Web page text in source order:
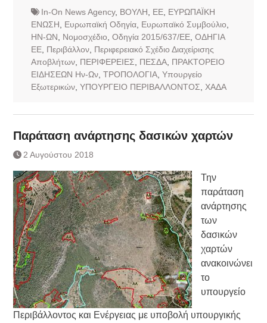
In-On News Agency, ΒΟΥΛΗ ΕΕ, ΕΥΡΩΠΑΪΚΗ
ΕΝΩΣΗ
Ευρωπαϊκή Οδηγία, Ευρωπαϊκό Συμβούλιο
ΗΝ-ΩΝ
Νομοσχέδιο Οδηγία 2015/637/ΕΕ, ΟΔΗΓΙΑ
ΕΕ, Περιβάλλον, Περιφερειακό Σχέδιο Διαχείρισης
Αποβλήτων, ΠΕΡΙΦΕΡΕΙΕΣ ΠΕΣΔΑ, ΠΡΑΚΤΟΡΕΙΟ
ΕΙΔΗΣΕΩΝ Ην-Ων, ΤΡΟΠΟΛΟΓΙΑ, Υπουργείο
Εξωτερικών, ΥΠΟΥΡΓΕΙΟ ΠΕΡΙΒΑΛΛΟΝΤΟΣ ΧΑΔΑ
Παράταση ανάρτησης δασικών χαρτών
2 Αυγούστου 2018
Την
παράταση
ανάρτησης
των
δασικών
χαρτών
ανακοινώνει
το
υπουργείο
Περιβάλλοντος και Ενέργειας με υποβολή υπουργικής